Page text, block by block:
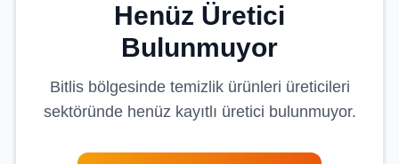
Henüz Üretici
Bulunmuyor
Bitlisbölgesinde temizlik ürünleri üreticileri
sektöründe henüz kayıtlı üretici bulunmuyor.